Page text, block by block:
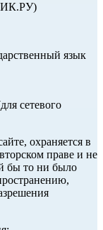
язык
сетевого
охраняется в
праве и не
бы то ни было